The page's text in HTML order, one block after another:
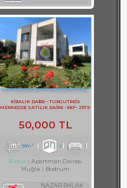
KİRALIK DAİRE - TURGUTREİS
MERKEZDE SATILIK DAİRE - REF- 2373-
50,000 TL
90m² 2 1
Kiralık
Apartman Dairesi
Muğla
Bodrum
NAZAR EMLAK